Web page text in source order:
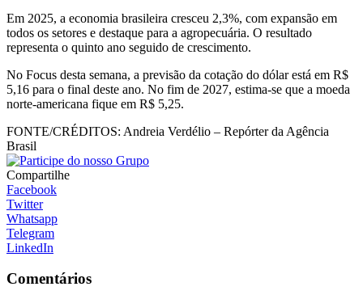
Em 2025, a economia brasileira cresceu 2,3%, com expansão em
todos os setores e destaque para a agropecuária. O resultado
representa o quinto ano seguido de crescimento.
No Focus desta semana, a previsão da cotação do dólar está em R$
5,16 para o final deste ano. No fim de 2027, estima-se que a moeda
norte-americana fique em R$ 5,25.
FONTE/CRÉDITOS: Andreia Verdélio – Repórter da Agência
Brasil
Compartilhe
Facebook
Twitter
Whatsapp
Telegram
LinkedIn
Comentários